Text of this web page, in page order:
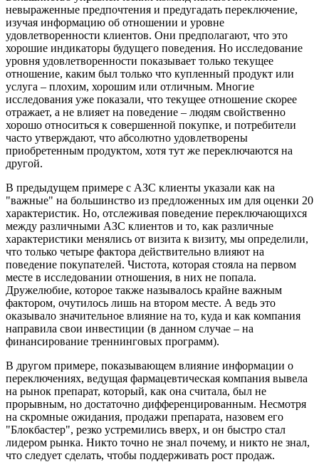
невыраженные предпочтения и предугадать переключение,
изучая информацию об отношении и уровне
удовлетворенности клиентов. Они предполагают, что это
хорошие индикаторы будущего поведения. Но исследование
уровня удовлетворенности показывает только текущее
отношение, каким был только что купленный продукт или
услуга – плохим, хорошим или отличным. Многие
исследования уже показали, что текущее отношение скорее
отражает, а не влияет на поведение – людям свойственно
хорошо относиться к совершенной покупке, и потребители
часто утверждают, что абсолютно удовлетворены
приобретенным продуктом, хотя тут же переключаются на
другой.
В предыдущем примере с АЗС клиенты указали как на
"важные" на большинство из предложенных им для оценки 20
характеристик. Но, отслеживая поведение переключающихся
между различными АЗС клиентов и то, как различные
характеристики менялись от визита к визиту, мы определили,
что только четыре фактора действительно влияют на
поведение покупателей. Чистота, которая стояла на первом
месте в исследовании отношения, в них не попала.
Дружелюбие, которое также называлось крайне важным
фактором, очутилось лишь на втором месте. А ведь это
оказывало значительное влияние на то, куда и как компания
направила свои инвестиции (в данном случае – на
финансирование треннинговых программ).
В другом примере, показывающем влияние информации о
переключениях, ведущая фармацевтическая компания вывела
на рынок препарат, который, как она считала, был не
прорывным, но достаточно дифференцированным. Несмотря
на скромные ожидания, продажи препарата, назовем его
"Блокбастер", резко устремились вверх, и он быстро стал
лидером рынка. Никто точно не знал почему, и никто не знал,
что следует сделать, чтобы поддерживать рост продаж.